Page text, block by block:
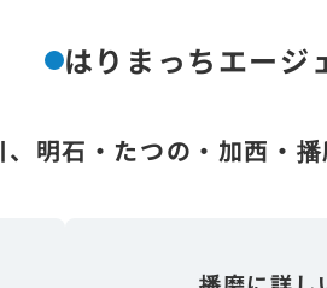
はりまっちエージ
明石・たつの・加西・播